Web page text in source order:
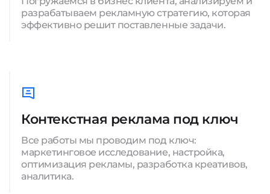
разрабатываем рекламную стратегию, которая
эффективно решит поставленные задачи.
Контекстная реклама под ключ
Все работы мы проводим под ключ:
маркетинговое исследование, настройка,
оптимизация рекламы, разработка креативов,
аналитика.